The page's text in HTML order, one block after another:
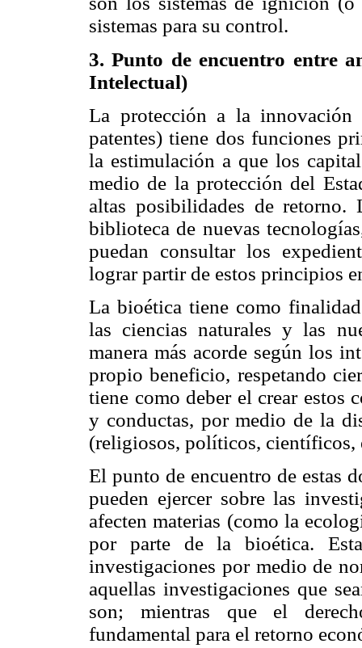
sistemas para su control.
3. Punto de encuentro entre
Intelectual)
La protección a la
patentes) tiene dos funciones
la estimulación a que los
medio de la protección del
altas posibilidades de retorno.
biblioteca de nuevas
puedan consultar los
lograr partir de estos principios
La bioética tiene como
las ciencias naturales y las
manera más acorde según los
propio beneficio, respetando
tiene como deber el crear estos
y conductas, por medio de la
(religiosos, políticos, científicos,
El punto de encuentro de estas
pueden ejercer sobre las
afecten materias (como la
por parte de la bioética.
investigaciones por medio de
aquellas investigaciones que
son; mientras que el
fundamental para el retorno